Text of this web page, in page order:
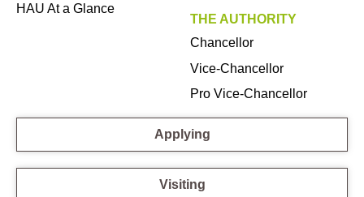
HAU At a Glance
THE AUTHORITY
Chancellor
Vice-Chancellor
Pro Vice-Chancellor
Applying
Visiting